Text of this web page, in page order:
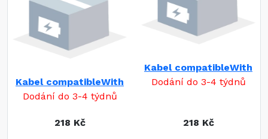
Kabel compatibleWith
Dodání do 3-4 týdnů
218 Kč
Kabel compatibleWith
Dodání do 3-4 týdnů
218 Kč